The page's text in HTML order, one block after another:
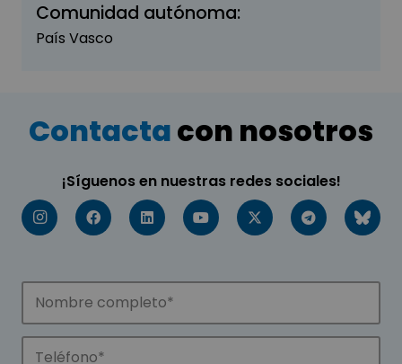
Comunidad autónoma:
País Vasco
Contactacon nosotros
¡Síguenos en nuestras redes sociales!